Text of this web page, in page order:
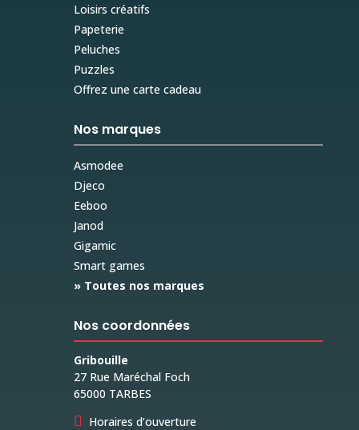
Loisirs créatifs
Papeterie
Peluches
Puzzles
Offrez une carte cadeau
Nos marques
Asmodee
Djeco
Eeboo
Janod
Gigamic
Smart games
» Toutes nos marques
Nos coordonnées
Gribouille
27 Rue Maréchal Foch
65000 TARBES
 Horaires d’ouverture